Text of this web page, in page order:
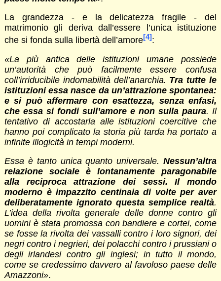
La grandezza - e la delicatezza fragile - del
matrimonio gli deriva dall’essere l’unica istituzione
che si fonda sulla libertà dell’amore[4]:
«La più antica delle istituzioni umane possiede
un’autorità che può facilmente essere confusa
coll’irriducibile indomabilità dell’anarchia. Tra tutte le
istituzioni essa nasce da un’attrazione spontanea:
e si può affermare con esattezza, senza enfasi,
che essa si fondi sull’amore e non sulla paura. Il
tentativo di accostarla alle istituzioni coercitive che
hanno poi complicato la storia più tarda ha portato a
infinite illogicità in tempi moderni.
Essa è tanto unica quanto universale.Nessun’altra
relazione sociale è lontanamente paragonabile
alla reciproca attrazione dei sessi. Il mondo
moderno è impazzito centinaia di volte per aver
deliberatamente ignorato questa semplice realtà.
L’idea della rivolta generale delle donne contro gli
uomini è stata promossa con bandiere e cortei, come
se fosse la rivolta dei vassalli contro i loro signori, dei
negri contro i negrieri, dei polacchi contro i prussiani o
degli irlandesi contro gli inglesi; in tutto il mondo,
come se credessimo davvero al favoloso paese delle
Amazzoni».